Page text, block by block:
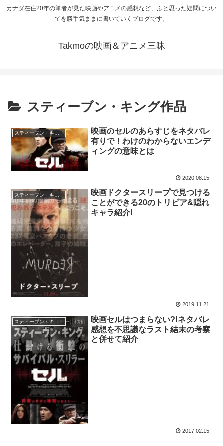
カナダ在住20年の筆者が見た映画やアニメの感想など、ふと思った疑問につい
てを勝手気ままに書いていくブログです。
Takmoの映画＆アニメ三昧
スティーブン・キング作品
映画のセルのあらすじをネタバレ
有りで！わけのわからないエンデ
ィングの意味とは
2020.08.15
映画ドクタースリープで見つける
ことができる20のトリビア&隠れ
キャラ紹介!
2019.11.21
映画セルはつまらない?!ネタバレ
感想を不思議なラスト結末の考察
と併せて紹介
2017.02.15